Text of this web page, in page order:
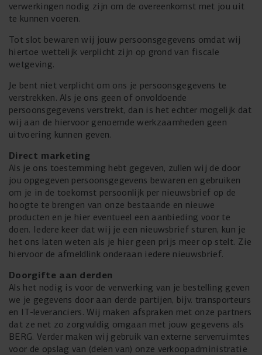
verwerkingen nodig zijn om de overeenkomst met jou uit
te kunnen voeren.
Tot slot bewaren wij jouw persoonsgegevens omdat wij
hiertoe wettelijk verplicht zijn op grond van fiscale
wetgeving.
Je bent niet verplicht om ons je persoonsgegevens te
verstrekken. Als je ons geen of onvoldoende
persoonsgegevens verstrekt, dan is het echter mogelijk dat
wij aan de hiervoor genoemde werkzaamheden geen
uitvoering kunnen geven.
Direct marketing
Als je ons toestemming hebt gegeven, zullen wij de door
jou opgegeven persoonsgegevens bewaren en gebruiken
om je in de toekomst persoonlijk per nieuwsbrief op de
hoogte te brengen van onze bestaande en nieuwe
producten en je hier eventueel een aanbieding voor te
doen. Iedere keer dat wij je een nieuwsbrief sturen, kun je
het ons laten weten als je hier geen prijs meer op stelt. Zie
hiervoor de afmeldlink onderaan iedere nieuwsbrief.
Doorgifte aan derden
Als het nodig is voor de verwerking van je bestelling geven
we je gegevens door aan derde partijen, bijv. transporteurs
en IT-leveranciers. Wij maken afspraken met onze partners
dat ze net zo zorgvuldig omgaan met jouw gegevens als
BERG. Verder maken wij gebruik van externe serverruimtes
voor de opslag van (delen van) onze verkoopadministratie